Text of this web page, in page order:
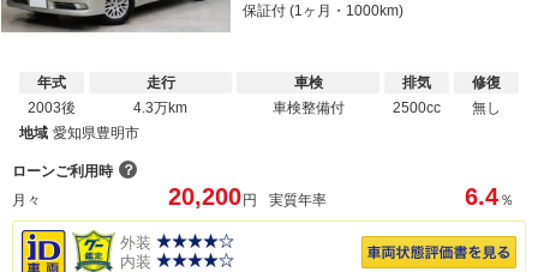
保証付 (1ヶ月・1000km)
年式
2003後
走行
4.3万km
車検
車検整備付
排気
2500cc
修復
無し
地域 愛知県豊明市
ローンご利用時 ？
月々
20,200円 実質年率 6.4 ％
外装
内装